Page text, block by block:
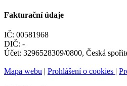
Fakturační údaje
IČ: 00581968
DIČ: -
Účet: 3296528309/0800, Česká
Mapa webu | Prohlášení o cookies |